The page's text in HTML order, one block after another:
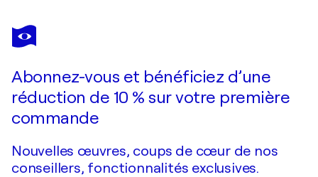
PATRICK CORNÉE
Abonnez-vous et bénéficiez d’une
réduction de 10 % sur votre première
commande
Nouvelles œuvres, coups de cœur de nos
conseillers, fonctionnalités exclusives.